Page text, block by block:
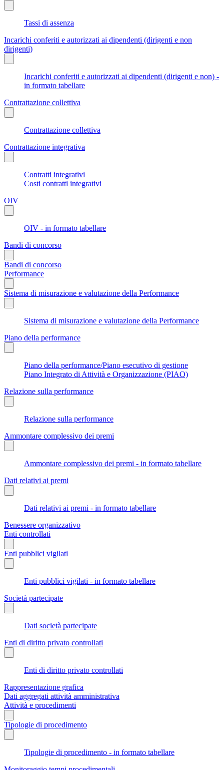
Tassi di assenza
Incarichi conferiti e autorizzati ai dipendenti (dirigenti e non
dirigenti)
Incarichi conferiti e autorizzati ai dipendenti (dirigenti e non) -
in formato tabellare
Contrattazione collettiva
Contrattazione collettiva
Contrattazione integrativa
Contratti integrativi
Costi contratti integrativi
OIV
OIV - in formato tabellare
Bandi di concorso
Bandi di concorso
Performance
Sistema di misurazione e valutazione della Performance
Sistema di misurazione e valutazione della Performance
Piano della performance
Piano della performance/Piano esecutivo di gestione
Piano Integrato di Attività e Organizzazione (PIAO)
Relazione sulla performance
Relazione sulla performance
Ammontare complessivo dei premi
Ammontare complessivo dei premi - in formato tabellare
Dati relativi ai premi
Dati relativi ai premi - in formato tabellare
Benessere organizzativo
Enti controllati
Enti pubblici vigilati
Enti pubblici vigilati - in formato tabellare
Società partecipate
Dati società partecipate
Enti di diritto privato controllati
Enti di diritto privato controllati
Rappresentazione grafica
Dati aggregati attività amministrativa
Attività e procedimenti
Tipologie di procedimento
Tipologie di procedimento - in formato tabellare